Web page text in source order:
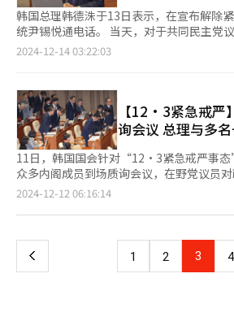
取消极行使权力，主要以“管理模式”进行国政运
回应是否会行使否决权时表示，相关问题
论。总理办公室也表明，关于是否行使人事
一步讨论和决策。 国务总理韩德洙在14日国会通过对总统的弹劾
定时期，政府各部门的稳定运作及国民信
【图片来源 韩联社】
韩国总理韩德洙于13日表示，在宣布解除
统尹锡悦通电话。 当天，对于共同民主党议员杨富男关于戒严事
态的质问，韩德洙表示：“截至目前，已与
情。”并强调：“总统尹锡悦宣布紧急戒严
委员并不知情的情况进行的，得知戒严计
见，并努力说服，但未能阻止。” 韩国戒严法第2条规定，国防部
长或行政安全部长可以通过总理向总统建议
示，总统尹锡悦违反了韩国宪法和法律。今
民作出判断和决定。 韩德洙就以“12·3紧急戒严事件”嫌疑人身
份被传唤接受调查一事表示：“将根据程序
2024-12-14 03:22:03
【12·3紧急戒严
询会议 总理与多
11日，韩国国会针对“12·3紧急戒严事态
众多内阁成员到场质询会议，在野党议员
质询。 共同民主党议员徐瑛敎直指内阁未能阻止宣布紧急戒严的
求回应称：“如果需要，我愿意道歉。”随
政部长官崔相穆、社会副总理兼教育部长
部长官柳仁村、法务部长官朴性载等大部
2024-12-12 06:16:14
上
页
1 2 3 4